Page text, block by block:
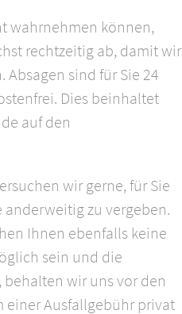
wahrnehmen können,
rechtzeitig ab, damit wir
sind für Sie 24
Dies beinhaltet
auf den
wir gerne, für Sie
zu vergeben.
Ihnen ebenfalls keine
sein und die
wir uns vor den
einer Ausfallgebühr privat